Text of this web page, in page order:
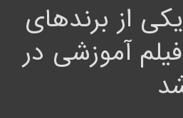
از برندهای
آموزشی در